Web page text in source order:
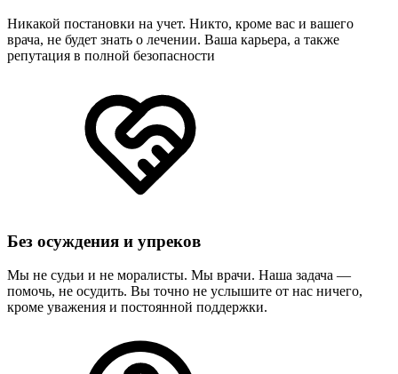
Никакой постановки на учет. Никто, кроме вас и вашего
врача, не будет знать о лечении. Ваша карьера, а также
репутация в полной безопасности
Без осуждения и упреков
Мы не судьи и не моралисты. Мы врачи. Наша задача —
помочь, не осудить. Вы точно не услышите от нас ничего,
кроме уважения и постоянной поддержки.